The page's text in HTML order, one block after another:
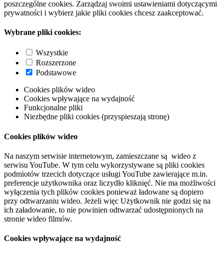
poszczególne cookies. Zarządzaj swoimi ustawieniami dotyczącymi
prywatności i wybierz jakie pliki cookies chcesz zaakceptować.
Wybrane pliki cookies:
Wszystkie
Rozszerzone
Podstawowe
Cookies plików wideo
Cookies wpływające na wydajność
Funkcjonalne pliki
Niezbędne pliki cookies (przyspieszają stronę)
Cookies plików wideo
Na naszym serwisie internetowym, zamieszczane są wideo z
serwisu YouTube. W tym celu wykorzystywane są pliki cookies
podmiotów trzecich dotyczące usługi YouTube zawierające m.in.
preferencje użytkownika oraz liczydło kliknięć. Nie ma możliwości
wyłączenia tych plików cookies ponieważ ładowane są dopiero
przy odtwarzaniu wideo. Jeżeli więc Użytkownik nie godzi się na
ich załadowanie, to nie powinien odtwarzać udostępnionych na
stronie wideo filmów.
Cookies wpływające na wydajność